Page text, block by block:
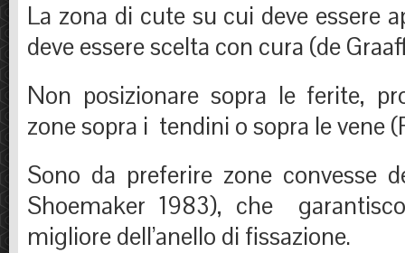
La zona di cute su cui deve essere
deve essere scelta con cura (de
Non posizionare sopra le ferite,
zone sopra i tendini o sopra le vene
Sono da preferire zone convesse
Shoemaker 1983), che
migliore dell’anello di fissazione.